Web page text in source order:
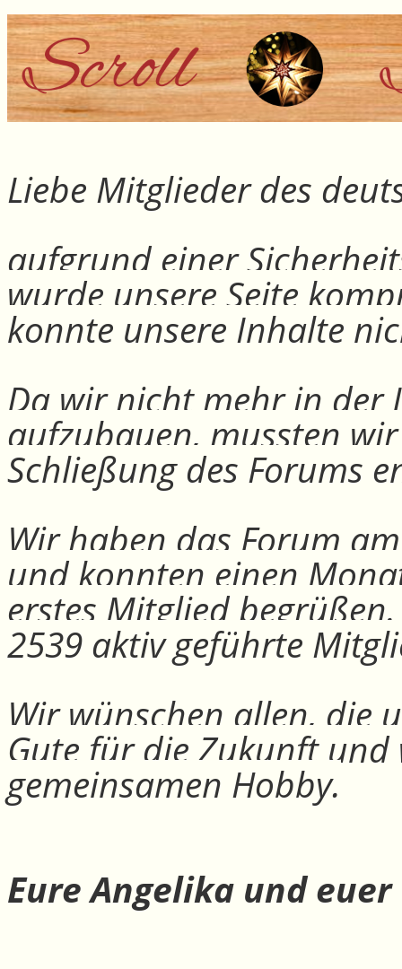
Liebe Mitglieder des
aufgrund einer
wurde unsere Seite
konnte unsere Inhalte
Da wir nicht mehr in der
aufzubauen, mussten
Schließung des Forums
Wir haben das Forum
und konnten einen
erstes Mitglied
2539 aktiv geführte
Wir wünschen allen, die
Gute für die Zukunft
gemeinsamen Hobby.
Eure Angelika und